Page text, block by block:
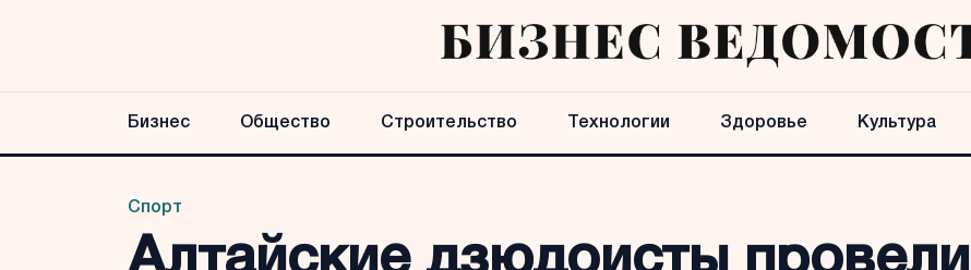
Бизнес Общество Строительство Технологии Здоровье Культура
Спорт